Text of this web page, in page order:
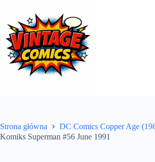
treści
Strona główna
DC Comics Copper Age
Komiks Superman #56 June 1991